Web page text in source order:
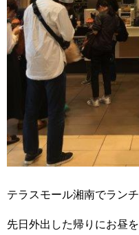
テラスモール湘南でランチ
先日外出した帰りにお昼